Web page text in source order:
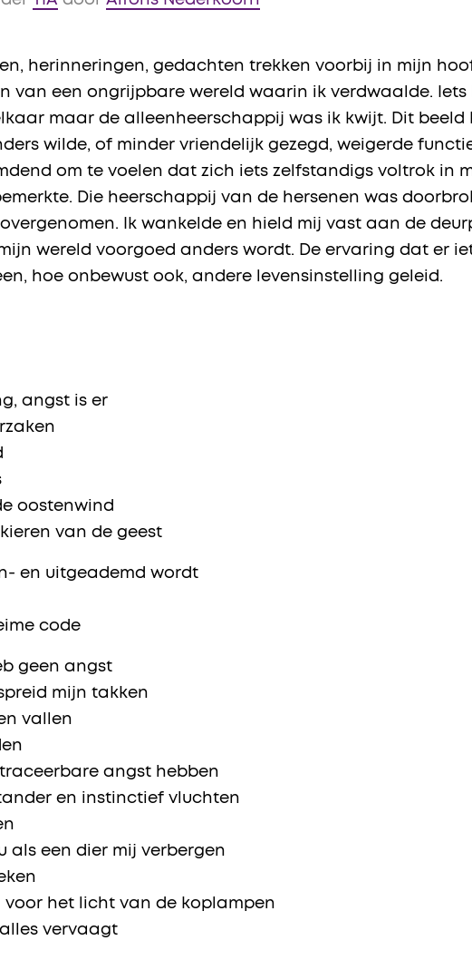
herinneringen, gedachten trekken voorbij in mijn
van een ongrijpbare wereld waarin ik verdwaalde. Iets
maar de alleenheerschappij was ik kwijt. Dit beeld
wilde, of minder vriendelijk gezegd, weigerde
om te voelen dat zich iets zelfstandigs voltrok in
Die heerschappij van de hersenen was
Ik wankelde en hield mij vast aan de
wereld voorgoed anders wordt. De ervaring dat er
hoe onbewust ook, andere levensinstelling geleid.
angst is er
oostenwind
van de geest
en uitgeademd wordt
code
geen angst
mijn takken
vallen
angst hebben
en instinctief vluchten
als een dier mij verbergen
het licht van de koplampen
vervaagt